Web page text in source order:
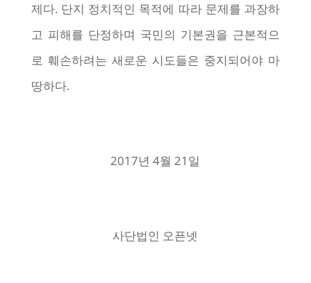
제다. 단지 정치적인 목적에 따라 문제를 과장하
고 피해를 단정하며 국민의 기본권을 근본적으
로 훼손하려는 새로운 시도들은 중지되어야 마
땅하다.
2017년 4월 21일
사단법인 오픈넷